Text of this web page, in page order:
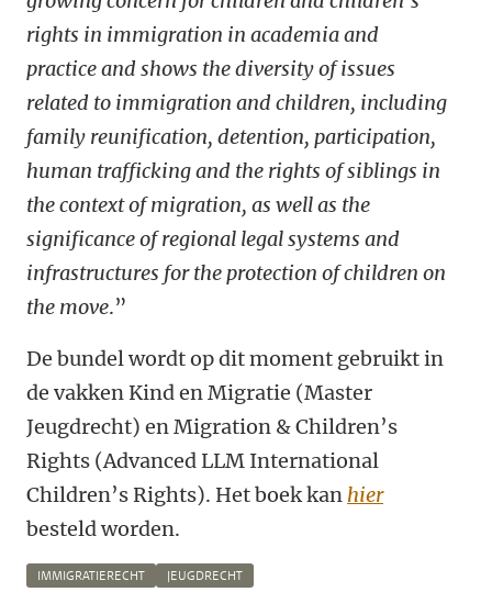
rights in immigration in academia and
practice and shows the diversity of issues
related to immigration and children, including
family reunification, detention, participation,
human trafficking and the rights of siblings in
the context of migration, as well as the
significance of regional legal systems and
infrastructures for the protection of children on
the move.”
De bundel wordt op dit moment gebruikt in
de vakken Kind en Migratie (Master
Jeugdrecht) en Migration & Children’s
Rights (Advanced LLM International
Children’s Rights). Het boek kan hier
besteld worden.
IMMIGRATIERECHT JEUGDRECHT